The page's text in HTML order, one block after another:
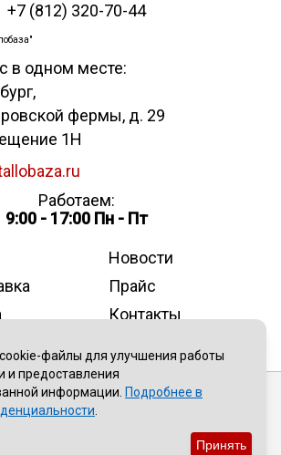
+7 (812) 320-70-44
в одном месте:
,
фермы, д. 29
1Н
Работаем:
9:00 - 17:00 Пн - Пт
Новости
Прайс
Контакты
файлы для улучшения работы
и предоставления
информации. Подробнее в
Принять